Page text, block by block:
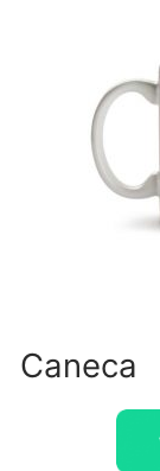
Caneca